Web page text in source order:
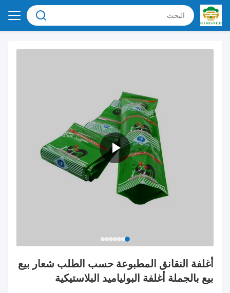
أغلفة النقانق المطبوعة حسب الطلب شعار بيع
بيع بالجملة أغلفة البولياميد البلاستيكية